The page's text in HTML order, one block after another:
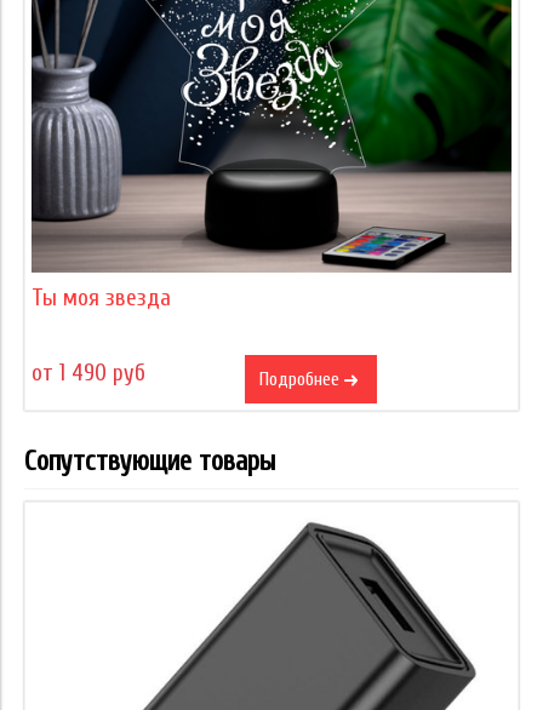
Ты моя звезда
от 1 490 руб Подробнее
Сопутствующие товары